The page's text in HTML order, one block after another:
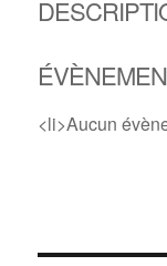
<li>Aucun